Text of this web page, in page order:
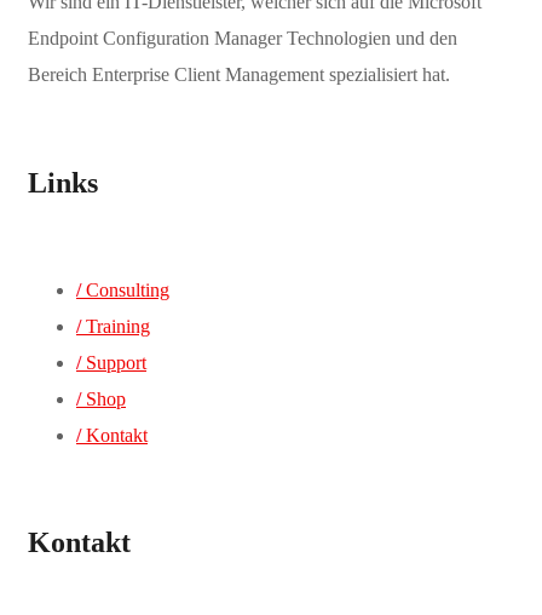
Endpoint Configuration Manager Technologien und den
Bereich Enterprise Client Management spezialisiert hat.
Links
/Consulting
/Training
/Support
/Shop
/Kontakt
Kontakt